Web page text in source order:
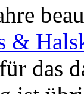
&
das